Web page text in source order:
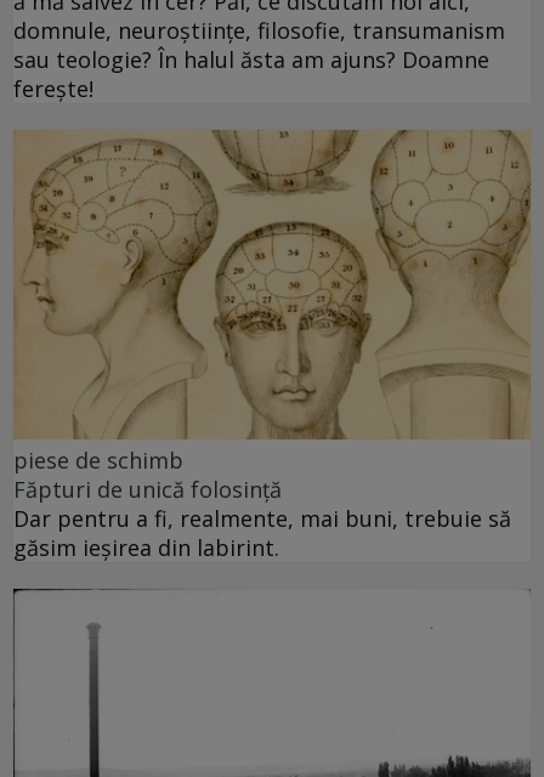
domnule, neuroștiințe, filosofie, transumanism
sau teologie? În halul ăsta am ajuns? Doamne
ferește!
piese de schimb
Făpturi de unică folosință
Dar pentru a fi, realmente, mai buni, trebuie să
găsim ieșirea din labirint.